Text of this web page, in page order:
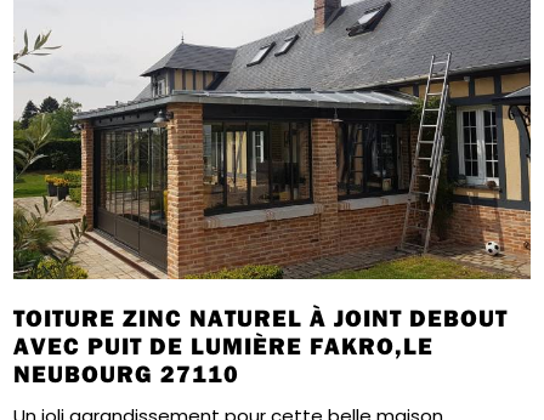
TOITURE ZINC NATUREL À JOINT DEBOUT
AVEC PUIT DE LUMIÈRE FAKRO,LE
NEUBOURG 27110